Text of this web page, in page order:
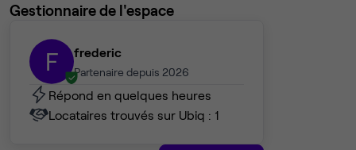
Gestionnaire de l'espace
F frederic
Partenaire depuis 2026
Répond en quelques heures
Locataires trouvés sur Ubiq : 1